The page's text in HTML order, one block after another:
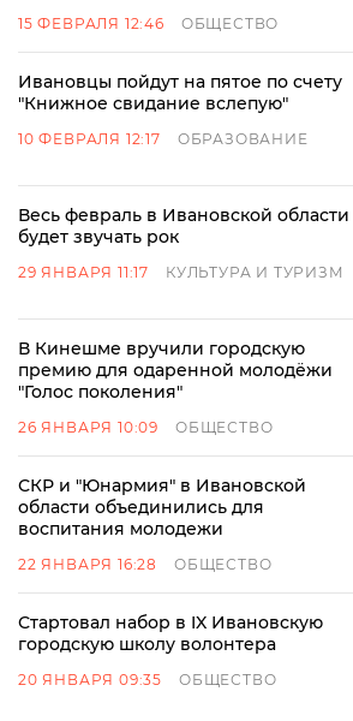
15 ФЕВРАЛЯ 12:46 ОБЩЕСТВО
Ивановцы пойдут на пятое по счету
"Книжное свидание вслепую"
10 ФЕВРАЛЯ 12:17 ОБРАЗОВАНИЕ
Весь февраль в Ивановской области
будет звучать рок
29 ЯНВАРЯ 11:17 КУЛЬТУРА И ТУРИЗМ
В Кинешме вручили городскую
премию для одаренной молодёжи
"Голос поколения"
26 ЯНВАРЯ 10:09 ОБЩЕСТВО
СКР и "Юнармия" в Ивановской
области объединились для
воспитания молодежи
22 ЯНВАРЯ 16:28 ОБЩЕСТВО
Стартовал набор в IX Ивановскую
городскую школу волонтера
20 ЯНВАРЯ 09:35 ОБЩЕСТВО